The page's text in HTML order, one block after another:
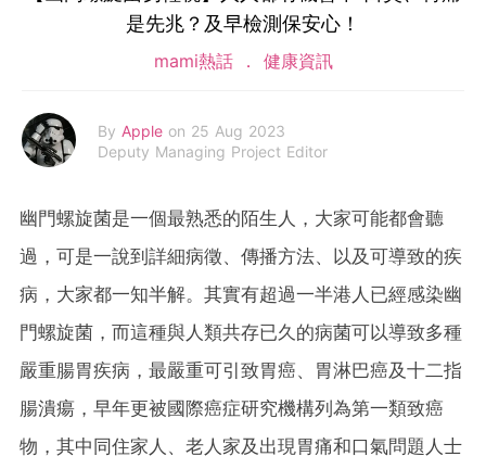
是先兆？及早檢測保安心！
mami熱話 健康資訊
By Apple on 25 Aug 2023
Deputy Managing Project Editor
幽門螺旋菌是一個最熟悉的陌生人，大家可能都會聽
過，可是一說到詳細病徵、傳播方法、以及可導致的疾
病，大家都一知半解。其實有超過一半港人已經感染幽
門螺旋菌，而這種與人類共存已久的病菌可以導致多種
嚴重腸胃疾病，最嚴重可引致胃癌、胃淋巴癌及十二指
腸潰瘍，早年更被國際癌症研究機構列為第一類致癌
物，其中同住家人、老人家及出現胃痛和口氣問題人士